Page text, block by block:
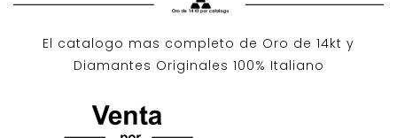
El catalogo mas completo de Oro de 14kt y
Diamantes Originales 100% Italiano